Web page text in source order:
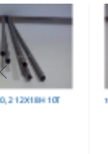
труба 75х1,5,